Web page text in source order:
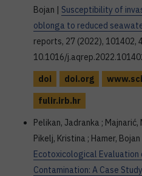
Bojan | Susceptibility of
oblonga to reduced
reports, 27 (2022), 101402,
10.1016/
doi
doi.org
fulir.irb.hr
Pelikan, Jadranka ; Majnarić,
Pikelj, Kristina ; Hamer, Bojan
Ecotoxicological Evaluation
Contamination: A Case